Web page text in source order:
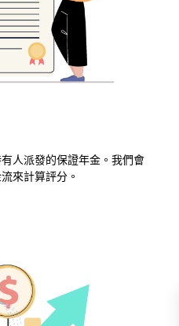
人派發的保證年金。我們會
來計算評分。